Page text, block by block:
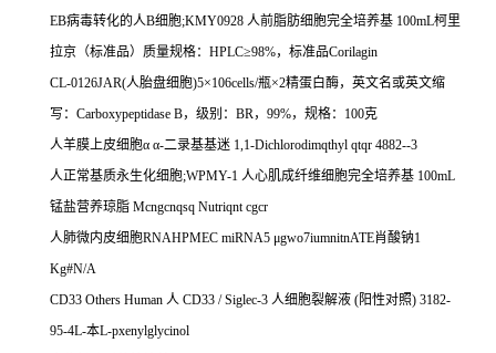
EB病毒转化的人B细胞;KMY0928 人前脂肪细胞完全培养基 100mL柯里
拉京（标准品）质量规格： HPLC≥98%，标准品Corilagin
CL-0126JAR(人胎盘细胞)5×106cells/瓶×2精蛋白酶，英文名或英文缩
写： Carboxypeptidase B，级别： BR， 99%，规格： 100克
人羊膜上皮细胞α α-二录基基迷 1,1-Dichlorodimqthyl qtqr 4882--3
人正常基质永生化细胞;WPMY-1 人心肌成纤维细胞完全培养基 100mL
锰盐营养琼脂 Mcngcnqsq Nutriqnt cgcr
人肺微内皮细胞RNAHPMEC miRNA5 μgwo7iumnitnATE肖酸钠1
Kg#N/A
CD33 Others Human 人 CD33 / Siglec-3 人细胞裂解液 (阳性对照) 3182-
95-4L-本L-pxenylglycinol